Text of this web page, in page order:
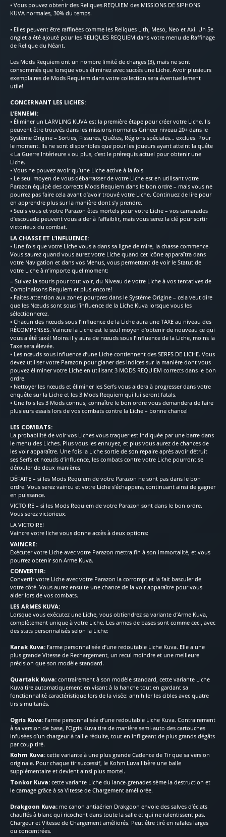
• Vous pouvez obtenir des Reliques REQUIEM des MISSIONS DE SIPHONS
KUVA normales, 30% du temps.
• Elles peuvent être raffinées comme les Reliques Lith, Meso, Neo et Axi. Un 5e
onglet a été ajouté pour les RELIQUES REQUIEM dans votre menu de Raffinage
de Relique du Néant.
Les Mods Requiem ont un nombre limité de charges (3), mais ne sont
consommés que lorsque vous éliminez avec succès une Liche. Avoir plusieurs
exemplaires de Mods Requiem dans votre collection sera éventuellement
utile!
CONCERNANT LES LICHES:
L’ENNEMI:
• Éliminer un LARVLING KUVA est la première étape pour créer votre Liche. Ils
peuvent être trouvés dans les missions normales Grineer niveau 20+ dans le
Système Origine – Sorties, Fissures, Quêtes, Régions spéciales… exclues. Pour
le moment. Ils ne sont disponibles que pour les joueurs ayant atteint la quête
« La Guerre Intérieure » ou plus, c’est le prérequis actuel pour obtenir une
Liche.
• Vous ne pouvez avoir qu’une Liche active à la fois.
• Le seul moyen de vous débarrasser de votre Liche est en utilisant votre
Parazon équipé des corrects Mods Requiem dans le bon ordre – mais vous ne
pourrez pas faire cela avant d’avoir trouvé votre Liche. Continuez de lire pour
en apprendre plus sur la manière dont s’y prendre.
• Seuls vous et votre Parazon êtes mortels pour votre Liche – vos camarades
d’escouade peuvent vous aider à l’affaiblir, mais vous serez la clé pour sortir
victorieux du combat.
LA CHASSE ET L’INFLUENCE:
• Une fois que votre Liche vous a dans sa ligne de mire, la chasse commence.
Vous saurez quand vous aurez votre Liche quand cet icône apparaîtra dans
votre Navigation et dans vos Menus, vous permettant de voir le Statut de
votre Liche à n’importe quel moment:
– Suivez la souris pour tout voir, du Niveau de votre Liche à vos tentatives de
Combinaisons Requiem et plus encore!
• Faites attention aux zones pourpres dans le Système Origine – cela veut dire
que les Nœuds sont sous l’influence de la Liche Kuva lorsque vous les
sélectionnerez.
• Chacun des nœuds sous l’influence de la Liche aura une TAXE au niveau des
RÉCOMPENSES. Vaincre la Liche est le seul moyen d’obtenir de nouveau ce qui
vous a été taxé! Moins il y aura de nœuds sous l’influence de la Liche, moins la
Taxe sera élevée.
• Les nœuds sous influence d’une Liche contiennent des SERFS DE LICHE. Vous
devez utiliser votre Parazon pour glaner des indices sur la manière dont vous
pouvez éliminer votre Liche en utilisant 3 MODS REQUIEM corrects dans le bon
ordre.
• Nettoyer les nœuds et éliminer les Serfs vous aidera à progresser dans votre
enquête sur la Liche et les 3 Mods Requiem qui lui seront fatals.
• Une fois les 3 Mods connus, connaître le bon ordre vous demandera de faire
plusieurs essais lors de vos combats contre la Liche – bonne chance!
LES COMBATS:
La probabilité de voir vos Liches vous traquer est indiquée par une barre dans
le menu des Liches. Plus vous les ennuyez, et plus vous aurez de chances de
les voir apparaître. Une fois la Liche sortie de son repaire après avoir détruit
ses Serfs et nœuds d’influence, les combats contre votre Liche pourront se
dérouler de deux manières:
DÉFAITE – si les Mods Requiem de votre Parazon ne sont pas dans le bon
ordre. Vous serez vaincu et votre Liche s’échappera, continuant ainsi de gagner
en puissance.
VICTOIRE – si les Mods Requiem de votre Parazon sont dans le bon ordre.
Vous serez victorieux.
LA VICTOIRE!
Vaincre votre liche vous donne accès à deux options:
VAINCRE:
Exécuter votre Liche avec votre Parazon mettra fin à son immortalité, et vous
pourrez obtenir son Arme Kuva.
CONVERTIR:
Convertir votre Liche avec votre Parazon la corrompt et la fait basculer de
votre côté. Vous aurez ensuite une chance de la voir apparaître pour vous
aider lors de vos combats.
LES ARMES KUVA:
Lorsque vous exécutez une Liche, vous obtiendrez sa variante d’Arme Kuva,
complètement unique à votre Liche. Les armes de bases sont comme ceci, avec
des stats personnalisés selon la Liche:
Karak Kuva: l’arme personnalisée d’une redoutable Liche Kuva. Elle a une
plus grande Vitesse de Rechargement, un recul moindre et une meilleure
précision que son modèle standard.
Quartakk Kuva: contrairement à son modèle standard, cette variante Liche
Kuva tire automatiquement en visant à la hanche tout en gardant sa
fonctionnalité caractéristique lors de la visée: annihiler les cibles avec quatre
tirs simultanés.
Ogris Kuva: l’arme personnalisée d’une redoutable Liche Kuva. Contrairement
à sa version de base, l’Ogris Kuva tire de manière semi-auto des cartouches
infusées d’un chargeur à taille réduite, tout en infligeant de plus grands dégâts
par coup tiré.
Kohm Kuva: cette variante à une plus grande Cadence de Tir que sa version
originale. Pour chaque tir successif, le Kohm Luva libère une balle
supplémentaire et devient ainsi plus mortel.
Tonkor Kuva: cette variante Liche du lance-grenades sème la destruction et
le carnage grâce à sa Vitesse de Chargement améliorée.
Drakgoon Kuva: me canon antiaérien Drakgoon envoie des salves d’éclats
chauffés à blanc qui ricochent dans toute la salle et qui ne ralentissent pas.
Chargeur et Vitesse de Chargement améliorés. Peut être tiré en rafales larges
ou concentrées.